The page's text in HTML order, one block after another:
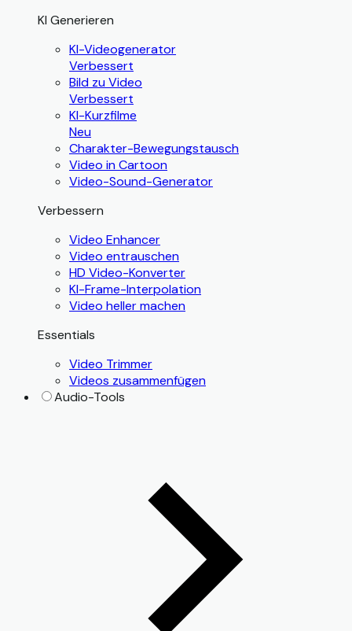
KI Generieren
KI-Videogenerator
Verbessert
Bild zu Video
Verbessert
KI-Kurzfilme
Neu
Charakter-Bewegungstausch
Video in Cartoon
Video-Sound-Generator
Verbessern
Video Enhancer
Video entrauschen
HD Video-Konverter
KI-Frame-Interpolation
Video heller machen
Essentials
Video Trimmer
Videos zusammenfügen
Audio-Tools